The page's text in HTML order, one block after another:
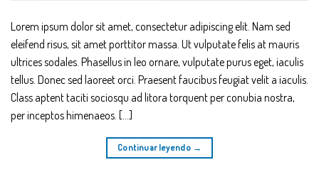
Lorem ipsum dolor sit amet, consectetur adipiscing elit. Nam sed
eleifend risus, sit amet porttitor massa. Ut vulputate felis at mauris
ultrices sodales. Phasellus in leo ornare, vulputate purus eget, iaculis
tellus. Donec sed laoreet orci. Praesent faucibus feugiat velit a iaculis.
Class aptent taciti sociosqu ad litora torquent per conubia nostra,
per inceptos himenaeos. […]
Continuar leyendo →